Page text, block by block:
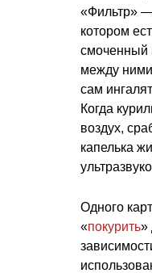
«Фильтр»
котором
смоченный
между ними
сам
Когда
воздух,
капелька
Одного
«покурить»